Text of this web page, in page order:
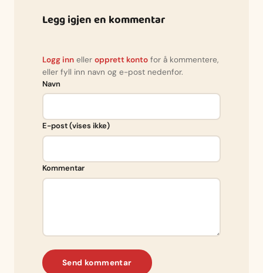
Legg igjen en kommentar
Logg inn eller opprett konto for å kommentere,
eller fyll inn navn og e-post nedenfor.
Kommentar
Navn
E-post (vises ikke)
Send kommentar